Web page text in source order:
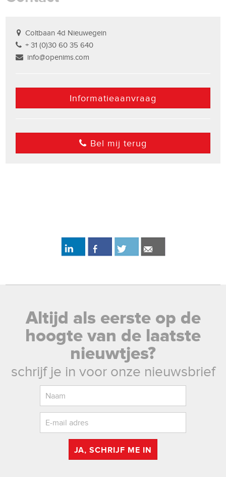
Coltbaan 4d Nieuwegein
+ 31 (0)30 60 35 640
info@openims.com
Informatieaanvraag
Bel mij terug
Altijd als eerste op de
hoogte van de laatste
nieuwtjes?
schrijf je in voor onze nieuwsbrief
JA, SCHRIJF ME IN